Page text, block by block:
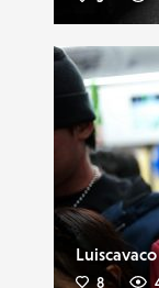
Luiscavaco
8